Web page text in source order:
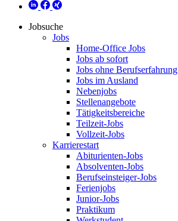
Jobsuche
Jobs
Home-Office Jobs
Jobs ab sofort
Jobs ohne Berufserfahrung
Jobs im Ausland
Nebenjobs
Stellenangebote
Tätigkeitsbereiche
Teilzeit-Jobs
Vollzeit-Jobs
Karrierestart
Abiturienten-Jobs
Absolventen-Jobs
Berufseinsteiger-Jobs
Ferienjobs
Junior-Jobs
Praktikum